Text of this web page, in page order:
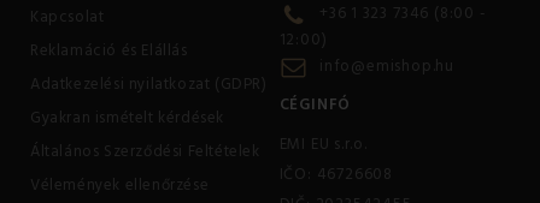
Kapcsolat
Reklamáció és Elállás
Adatkezelési nyilatkozat (GDPR)
Gyakran ismételt kérdések
Általános Szerződési Feltételek
Vélemények ellenőrzése
+36 1 323 7346 (8:00 -
12:00)
info@emishop.hu
CÉGINFÓ
EMI EU s.r.o.
IČO: 46726608